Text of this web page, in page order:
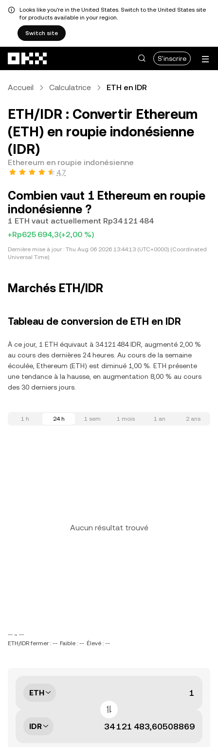
Looks like you're in the United States. Switch to the United States site
for products available in your region.
Switch site
S'inscrire
Accueil Calculatrice ETH en IDR
ETH/IDR : Convertir Ethereum
(ETH) en roupie indonésienne
(IDR)
Ethereum en roupie indonésienne
4,7
Combien vaut 1 Ethereum en roupie
indonésienne ?
1 ETH vaut actuellement Rp34 121 484
+Rp625 694,3(+2,00 %)
Dernière mise à jour : Thu Aug 06 2026 13:44:13 (UTC+0000) (Coordinated
Universal Time)
Marchés ETH/IDR
Tableau de conversion de ETH en IDR
À ce jour, 1 ETH équivaut à 34 121 484 IDR, augmenté 2,00 %
au cours des dernières 24 heures. Au cours de la semaine
écoulée, Ethereum (ETH) est diminué 1,00 %. ETH présente
une tendance à la hausse, en augmentation 8,00 % au cours
des 30 derniers jours.
1 h 24 h 1 sem 1 mois 1 an 2 ans
Aucun résultat trouvé
-- ~ --
ETH/IDR fermer : -- Faible : -- Élevé : --
ETH
IDR